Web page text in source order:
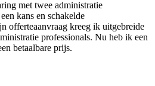
met twee administratie
kans en schakelde
offerteaanvraag kreeg ik uitgebreide
professionals. Nu heb ik een
betaalbare prijs.